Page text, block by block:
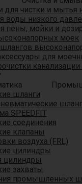
для чистки и мытья
воды низкого
пены, мойки и
моек
для
шланги
SPEEDFIT
соединения
клапаны
воздуха (FRL)
цилиндры
цилиндры
захваты
промышленных